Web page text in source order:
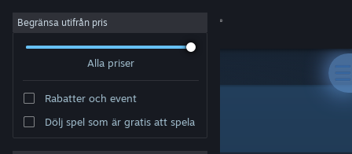
Logga in
Begränsa utifrån pris
Alla priser
Rabatter och event
Dölj spel som är gratis att spela
Utgivare: JHC Media